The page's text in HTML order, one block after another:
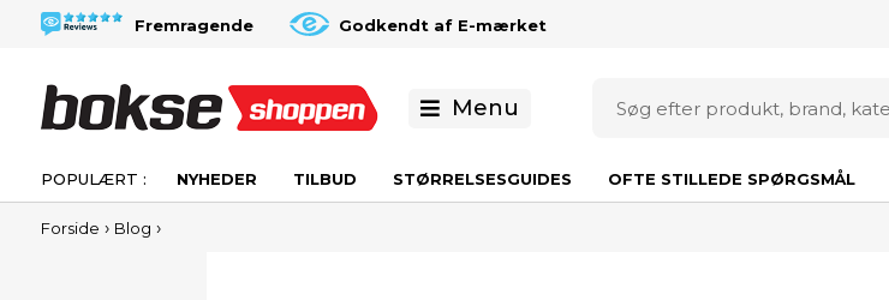
Fremragende Godkendt af E-mærket
Menu
NYHEDER TILBUD STØRRELSESGUIDES OFTE STILLEDE SPØRGSMÅL
Forside › Blog ›